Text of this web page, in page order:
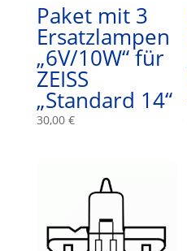
Paket mit 3
Ersatzlampen
„6V/10W“ für
ZEISS
„Standard 14“
30,00 €